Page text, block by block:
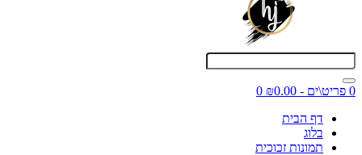
0 פריט\ים - ₪0.00
0
דף הבית
בלוג
תמונות זכוכית